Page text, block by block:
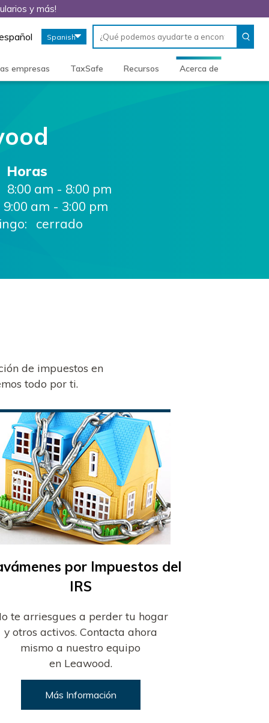
y más!
Conduct
When
autocomplete
are
available,
enter
to
select.
Spanish
empresas TaxSafe Recursos Acerca de
Horas
am - 8:00 pm
am - 3:00 pm
cerrado
de impuestos en
todo por ti.
por Impuestos del
IRS
te arriesgues a perder tu hogar
y otros activos. Contacta ahora
mismo a nuestro equipo
en Leawood.
Más Información